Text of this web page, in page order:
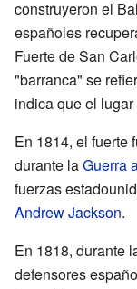
construyeron el
españoles
Fuerte de San
"barranca" se
indica que el
En 1814, el fuerte
durante laGuerra
fuerzas
Andrew Jackson.
En 1818, durante
defensores